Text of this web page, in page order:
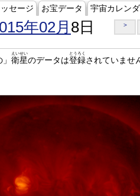
セージ お宝データ 宇宙カレン
年02月 8日 >
衛星
えいせい
のデータは登録
とうろく
されていませ